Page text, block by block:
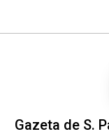
Gazeta de S.